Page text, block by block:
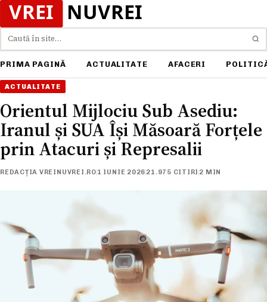
Caută
PRIMA PAGINĂ ACTUALITATE AFACERI
ACTUALITATE
Orientul Mijlociu Sub Asediu:
Iranul și SUA Își Măsoară Forțele
prin Atacuri și Represalii
REDACȚIA VREINUVREI.RO 1 IUNIE 2026 21.975 CITIRI 2 MIN